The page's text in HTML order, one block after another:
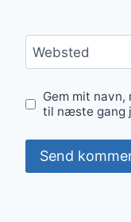
Websted
Gem mit
til næste gang